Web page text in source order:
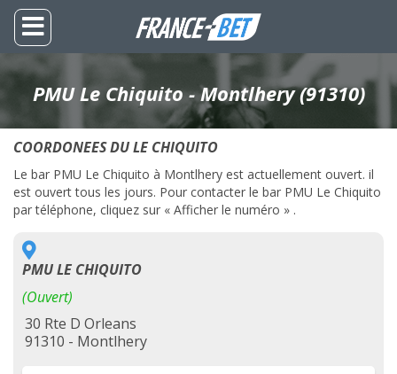
PMU Le Chiquito - Montlhery (91310)
COORDONEES DU LE CHIQUITO
Le bar PMU Le Chiquito à Montlhery est actuellement ouvert. il
est ouvert tous les jours. Pour contacter le bar PMU Le Chiquito
par téléphone, cliquez sur « Afficher le numéro » .
PMU LE CHIQUITO
(Ouvert)
30 Rte D Orleans
91310 - Montlhery